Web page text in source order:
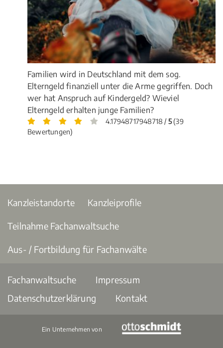
Familien wird in Deutschland mit dem sog.
Elterngeld finanziell unter die Arme gegriffen. Doch
wer hat Anspruch auf Kindergeld? Wieviel
Elterngeld erhalten junge Familien?
4.17948717948718 / 5(39
Bewertungen)
Kanzleistandorte Kanzleiprofile
Teilnahme Fachanwaltsuche
Aus- / Fortbildung für Fachanwälte
Fachanwaltsuche
Impressum
Datenschutzerklärung
Kontakt
Ein Unternehmen von